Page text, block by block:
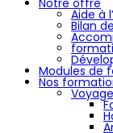
Notre offre
Aide à
Bilan
Modules de
Nos
Voyage